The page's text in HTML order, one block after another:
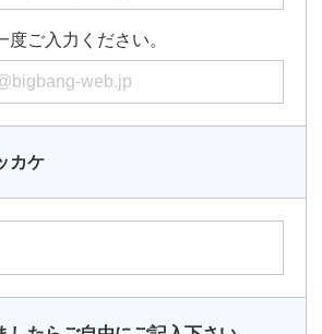
ご入力ください。
カケ